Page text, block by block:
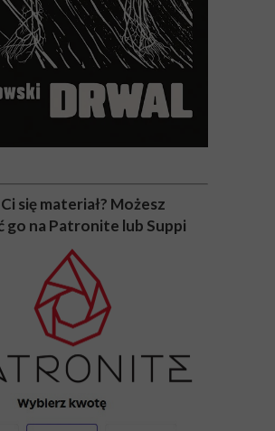
się materiał? Możesz
go na Patronite lub Suppi